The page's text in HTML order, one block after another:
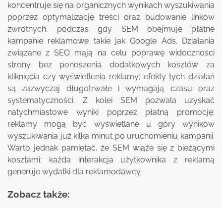
koncentruje się na organicznych wynikach wyszukiwania
poprzez optymalizację treści oraz budowanie linków
zwrotnych, podczas gdy SEM obejmuje płatne
kampanie reklamowe takie jak Google Ads. Działania
związane z SEO mają na celu poprawę widoczności
strony bez ponoszenia dodatkowych kosztów za
kliknięcia czy wyświetlenia reklamy; efekty tych działań
są zazwyczaj długotrwałe i wymagają czasu oraz
systematyczności. Z kolei SEM pozwala uzyskać
natychmiastowe wyniki poprzez płatną promocję;
reklamy mogą być wyświetlane u góry wyników
wyszukiwania już kilka minut po uruchomieniu kampanii.
Warto jednak pamiętać, że SEM wiąże się z bieżącymi
kosztami; każda interakcja użytkownika z reklamą
generuje wydatki dla reklamodawcy.
Zobacz także: